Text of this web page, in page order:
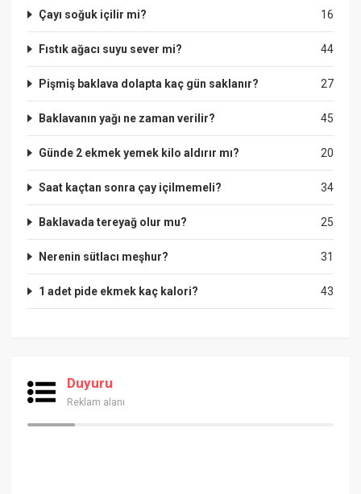
16
Çayı soğuk içilir mi?
44
Fıstık ağacı suyu sever mi?
27
Pişmiş baklava dolapta kaç gün saklanır?
45
Baklavanın yağı ne zaman verilir?
20
Günde 2 ekmek yemek kilo aldırır mı?
34
Saat kaçtan sonra çay içilmemeli?
25
Baklavada tereyağ olur mu?
31
Nerenin sütlacı meşhur?
43
1 adet pide ekmek kaç kalori?
Duyuru
Reklam alanı